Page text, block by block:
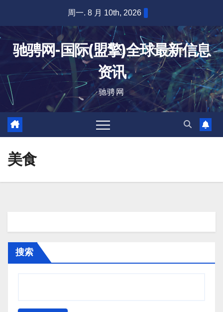
内
周一. 8 月 10th, 2026
驰骋网-国际(盟擎)全球最新信息
资讯
驰骋网
美食
搜索